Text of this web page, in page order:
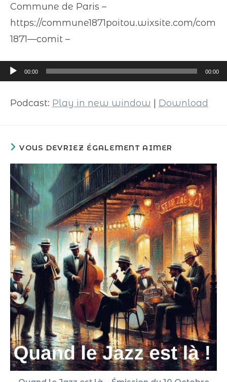
Commune de Paris –
https://commune1871poitou.wixsite.com/com
1871—comit –
Lecteur
audio
00:00 00:00
Podcast: Play in new window | Download
VOUS DEVRIEZ ÉGALEMENT AIMER